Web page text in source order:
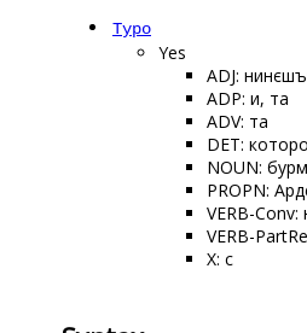
Typo
Yes
ADJ:
ADP: и, та
ADV: та
DET:
NOUN:
PROPN:
VERB-
VERB-
X: с